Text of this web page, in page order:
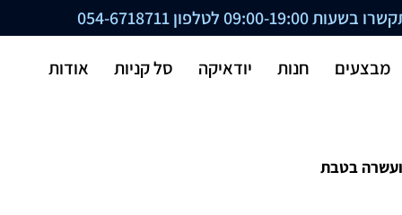
09:00-19:00 לטלפון 054-6718711
מבצעים חנות יודאיקה סל קניות אודות
ועשרה בטבת